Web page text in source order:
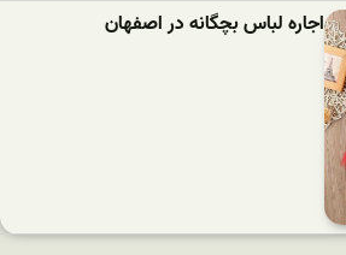
اجاره لباس بچگانه در اصفهان